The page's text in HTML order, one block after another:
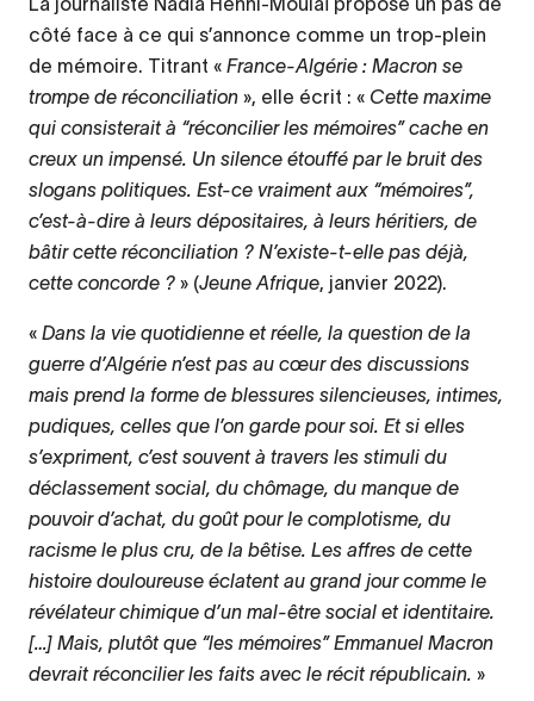
côté face à ce qui s’annonce comme un trop-plein
de mémoire. Titrant « France-Algérie : Macron se
trompe de réconciliation », elle écrit : « Cette maxime
qui consisterait à “réconcilier les mémoires” cache en
creux un impensé. Un silence étouffé par le bruit des
slogans politiques. Est-ce vraiment aux “mémoires”,
c’est-à-dire à leurs dépositaires, à leurs héritiers, de
bâtir cette réconciliation ? N’existe-t-elle pas déjà,
cette concorde ? » (Jeune Afrique, janvier 2022).
« Dans la vie quotidienne et réelle, la question de la
guerre d’Algérie n’est pas au cœur des discussions
mais prend la forme de blessures silencieuses, intimes,
pudiques, celles que l’on garde pour soi. Et si elles
s’expriment, c’est souvent à travers les stimuli du
déclassement social, du chômage, du manque de
pouvoir d’achat, du goût pour le complotisme, du
racisme le plus cru, de la bêtise. Les affres de cette
histoire douloureuse éclatent au grand jour comme le
révélateur chimique d’un mal-être social et identitaire.
[…] Mais, plutôt que “les mémoires” Emmanuel Macron
devrait réconcilier les faits avec le récit républicain. »